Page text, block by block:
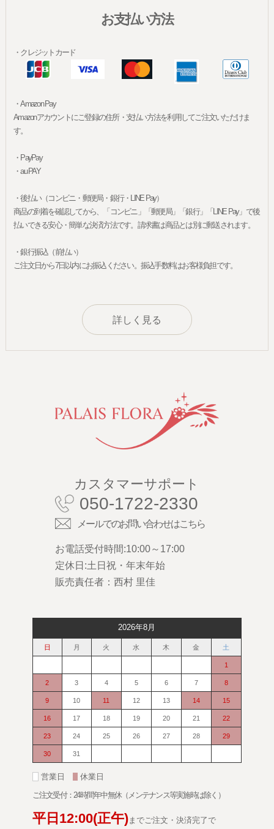
お支払い方法
・クレジットカード
・Amazon Pay
Amazonアカウントにご登録の住所・支払い方法を利用してご注文いただけま
す。
・PayPay
・au PAY
・後払い（コンビニ・郵便局・銀行・LINE Pay）
商品の到着を確認してから、「コンビニ」「郵便局」「銀行」「LINE Pay」で後
払いできる安心・簡単な決済方法です。請求書は商品とは別に郵送されます。
・銀行振込（前払い）
ご注文日から7日以内にお振込ください。振込手数料はお客様負担です。
詳しく見る
カスタマーサポート
050-1722-2330
メールでのお問い合わせはこちら
お電話受付時間:10:00～17:00
定休日:土日祝・年末年始
販売責任者：西村 里佳
2026年8月
日 月 火 水 木 金 土
1
2 3 4 5 6 7 8
9 10 11 12 13 14 15
16 17 18 19 20 21 22
23 24 25 26 27 28 29
30 31
営業日
休業日
ご注文受付：24時間年中無休（メンテナンス等実施時は除く）
平日 12:00(正午)までご注文・決済完了で